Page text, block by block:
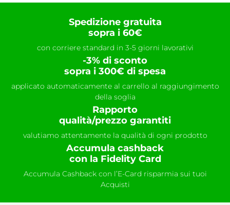
Spedizione gratuita
sopra i 60€
con corriere standard in 3-5 giorni lavorativi
-3% di sconto
sopra i 300€ di spesa
applicato automaticamente al carrello al raggiungimento
della soglia
Rapporto
qualità/prezzo garantiti
valutiamo attentamente la qualità di ogni prodotto
Accumula cashback
con la Fidelity Card
Accumula Cashback con l’E-Card risparmia sui tuoi
Acquisti